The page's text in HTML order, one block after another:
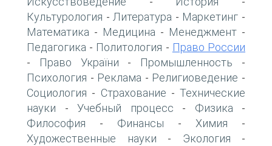
Культурология - Литература - Маркетинг -
Математика - Медицина - Менеджмент -
Педагогика - Политология - Право России
- Право України - Промышленность -
Психология - Реклама - Религиоведение -
Социология - Страхование - Технические
науки - Учебный процесс - Физика -
Философия - Финансы - Химия -
Художественные науки - Экология -